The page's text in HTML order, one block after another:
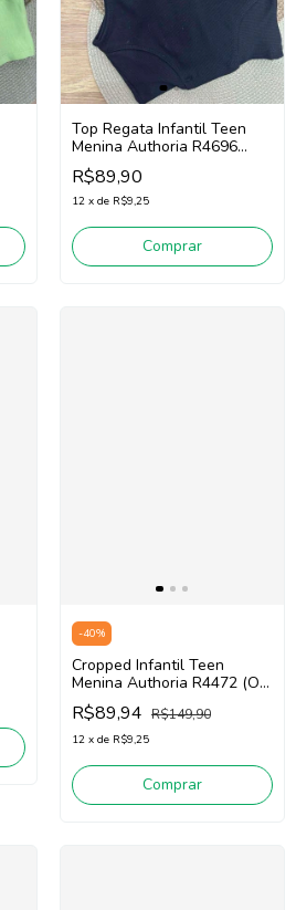
Top Regata Infantil Teen
Menina Authoria R4696
(Preto)
R$89,90
12 x de R$9,25
Comprar
-40%
Cropped Infantil Teen
Menina Authoria R4472 (Off
White)
R$89,94 R$149,90
12 x de R$9,25
Comprar